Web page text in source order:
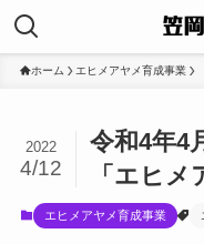
ホーム エヒメアヤメ育成事業
令和4年4
「エヒ
2022
4/12
エヒメアヤメ育成事業